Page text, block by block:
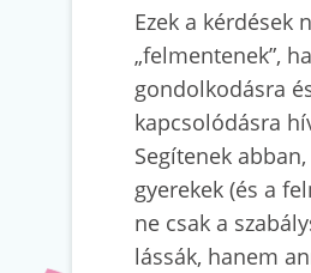
Ezek a kérdések
„felmentenek”,
gondolkodásra
kapcsolódásra
Segítenek
gyerekek (és a
ne csak a
lássák, hanem